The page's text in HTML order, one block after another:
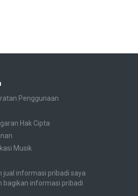
Penggunaan
Hak Cipta
Musik
jual informasi pribadi saya
bagikan informasi pribadi